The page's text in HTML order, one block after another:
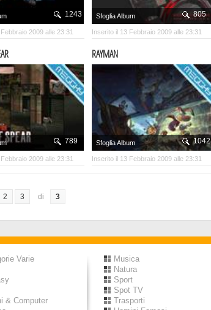
1243
2009 alle 23:31
805
Sfoglia Album
Inserito il 13 Febbraio 2009 alle 23:31
789
2009 alle 23:31
1042
RAYMAN
Sfoglia Album
Inserito il 13 Febbraio 2009 alle 23:31
2 3 di 3
Varie
& Computer
Musica
Natura
Sport
Spot TV
Trasporti